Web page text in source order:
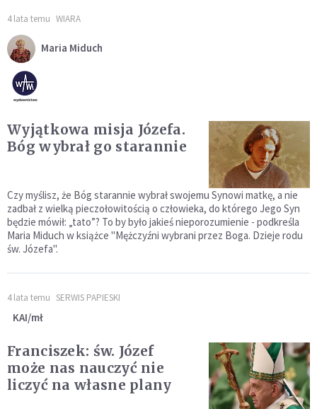
4 lata temu WIARA
Maria Miduch
Wyjątkowa misja Józefa.
Bóg wybrał go starannie
Czy myślisz, że Bóg starannie wybrał swojemu Synowi matkę, a nie
zadbał z wielką pieczołowitością o człowieka, do którego Jego Syn
będzie mówił: „tato”? To by było jakieś nieporozumienie - podkreśla
Maria Miduch w książce "Mężczyźni wybrani przez Boga. Dzieje rodu
św. Józefa".
4 lata temu SERWIS PAPIESKI
KAI/mł
Franciszek: św. Józef
może nas nauczyć nie
liczyć na własne plany